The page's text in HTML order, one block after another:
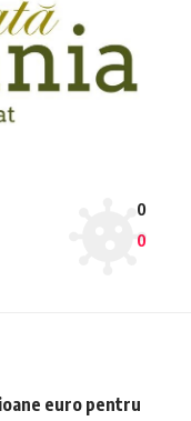
0
0
euro pentru